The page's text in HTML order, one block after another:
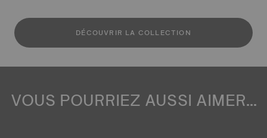
DÉCOUVRIR LA COLLECTION
VOUS POURRIEZ AUSSI AIMER...